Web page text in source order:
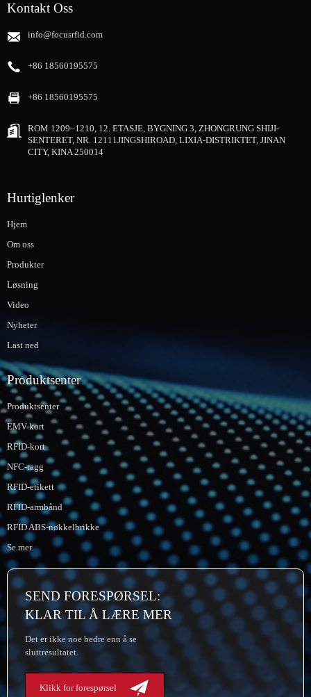
Kontakt Oss
info@focusrfid.com
+86 18560195575
+86 18560195575
ROM 1209–1210, 12. ETASJE, BYGNING 3, ZHONGRUNG SHIJI-
SENTERET, NR. 12111JINGSHIROAD, LIXIA-DISTRIKTET, JINAN
CITY, KINA 250014
Hurtiglenker
Hjem
Om oss
Produkter
Løsning
Video
Nyheter
Last ned
Produktsenter
Produktsenter
EMV-kort
RFID-kort
NFC-tagg
RFID-etikett
RFID-armbånd
RFID ABS-nøkkelbrikke
Se mer
SEND FORESPØRSEL:
KLAR TIL Å LÆRE MER
Det er ikke noe bedre enn å se
sluttresultatet.
Klikk for forespørsel